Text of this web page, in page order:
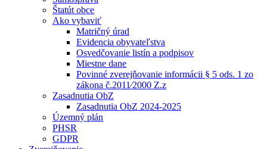
Štatút obce
Ako vybaviť
Matričný úrad
Evidencia obyvateľstva
Osvedčovanie listín a podpisov
Miestne dane
Povinné zverejňovanie informácii § 5 ods. 1 zo
zákona č.2011⁄2000 Z.z
Zasadnutia ObZ
Zasadnutia ObZ 2024-2025
Územný plán
PHSR
GDPR